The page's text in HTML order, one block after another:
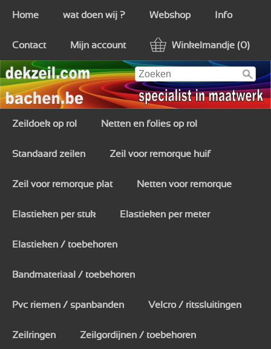
Home wat doen wij ? Webshop Info
Contact Mijn account Winkelmandje (0)
Zeildoek op rol Netten en folies op rol
Standaard zeilen Zeil voor remorque huif
Zeil voor remorque plat Netten voor remorque
Elastieken per stuk Elastieken per meter
Elastieken / toebehoren
Bandmateriaal / toebehoren
Pvc riemen / spanbanden Velcro / ritssluitingen
Zeilringen Zeilgordijnen / toebehoren